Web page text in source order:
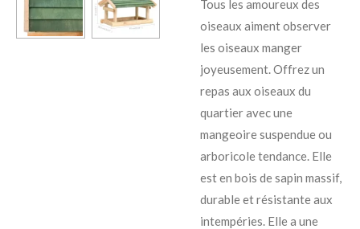
Tous les amoureux des
oiseaux aiment observer
les oiseaux manger
joyeusement. Offrez un
repas aux oiseaux du
quartier avec une
mangeoire suspendue ou
arboricole tendance. Elle
est en bois de sapin massif,
durable et résistante aux
intempéries. Elle a une